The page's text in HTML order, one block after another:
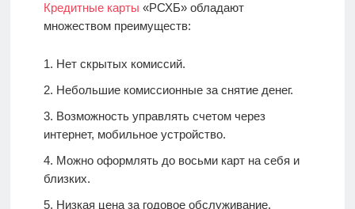
Кредитные карты «РСХБ» обладают
множеством преимуществ:
Нет скрытых комиссий.
Небольшие комиссионные за снятие денег.
Возможность управлять счетом через
интернет, мобильное устройство.
Можно оформлять до восьми карт на себя и
близких.
Низкая цена за годовое обслуживание.